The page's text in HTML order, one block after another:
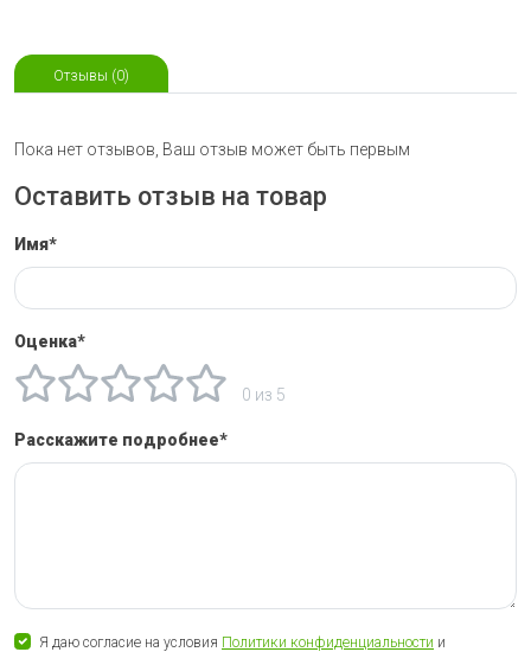
Отзывы (0)
Пока нет отзывов, Ваш отзыв может быть первым
Оставить отзыв на товар
Имя*
Оценка*
0 из 5
Расскажите подробнее*
Я даю согласие на условия Политики конфиденциальности и